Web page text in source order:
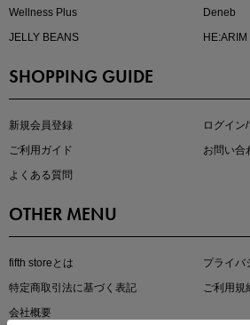
真夏のオフィスカジュアル
Wellness Plus
Deneb
JELLY BEANS
HE:ARIM
SHOPPING GUIDE
新規会員登録
ログイン
ご利用ガイド
お問い合
よくある質問
OTHER MENU
fifth storeとは
プライバ
特定商取引法に基づく表記
ご利用規
会社概要